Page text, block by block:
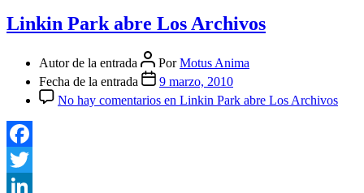
Linkin Park abre Los Archivos
Autor de la entrada PorMotus Anima
Fecha de la entrada
9 marzo, 2010
No hay comentarios en Linkin Park abre Los Archivos
Facebook
Twitter